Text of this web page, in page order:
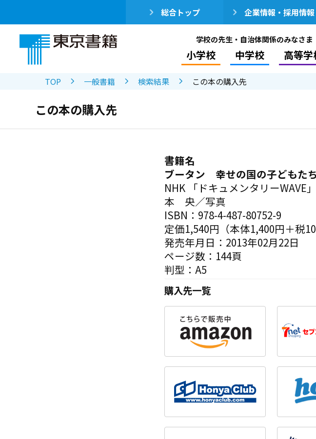
総合トップ 企業情報・採用情報
学校の先生・自治体関係のみなさま
小学校 中学校 高等学
TOP 一般書籍 検索結果 この本の購入先
この本の購入先
書籍名
ブータン 幸せの国の子どもたち
NHK 「ドキュメンタリー
本 央／写真
ISBN：978-4-487-80752-9
定価1,540円（本体1,400円＋税
発売年月日：2013年02月22日
ページ数：144頁
判型：A5
購入先一覧